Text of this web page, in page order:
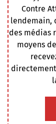
Contre
lendemain,
des médias
moyens